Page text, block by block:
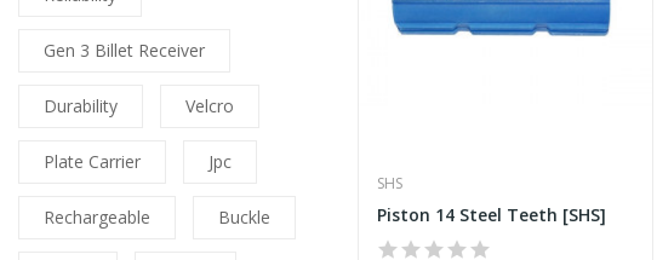
Gen 3 Billet Receiver
Durability Velcro
Plate Carrier Jpc
Rechargeable Buckle
SHS
Piston 14 Steel Teeth [SHS]